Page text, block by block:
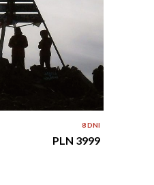
8 DNI
PLN 3999